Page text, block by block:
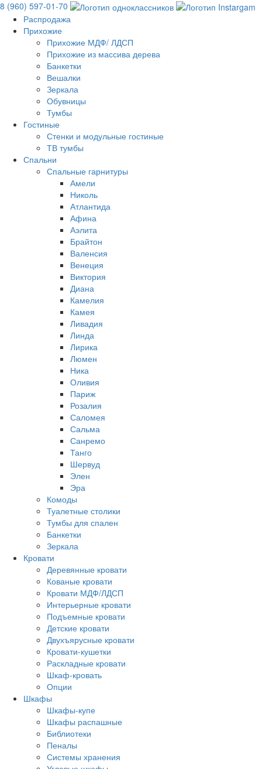
8 (960) 597-01-70
Распродажа
Прихожие
Прихожие МДФ/ ЛДСП
Прихожие из массива дерева
Банкетки
Вешалки
Зеркала
Обувницы
Тумбы
Гостиные
Стенки и модульные гостиные
ТВ тумбы
Спальни
Спальные гарнитуры
Амели
Николь
Атлантида
Афина
Аэлита
Брайтон
Валенсия
Венеция
Виктория
Диана
Камелия
Камея
Ливадия
Линда
Лирика
Люмен
Ника
Оливия
Париж
Розалия
Саломея
Сальма
Санремо
Танго
Шервуд
Элен
Эра
Комоды
Туалетные столики
Тумбы для спален
Банкетки
Зеркала
Кровати
Деревянные кровати
Кованые кровати
Кровати МДФ/ЛДСП
Интерьерные кровати
Подъемные кровати
Детские кровати
Двухъярусные кровати
Кровати-кушетки
Раскладные кровати
Шкаф-кровать
Опции
Шкафы
Шкафы-купе
Шкафы распашные
Библиотеки
Пеналы
Системы хранения